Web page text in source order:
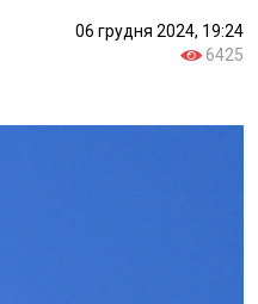
06 грудня 2024, 19:24
6425